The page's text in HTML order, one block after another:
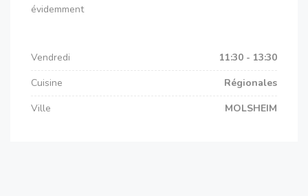
évidemment
Vendredi
11:30 - 13:30
Cuisine
Régionales
Ville
MOLSHEIM